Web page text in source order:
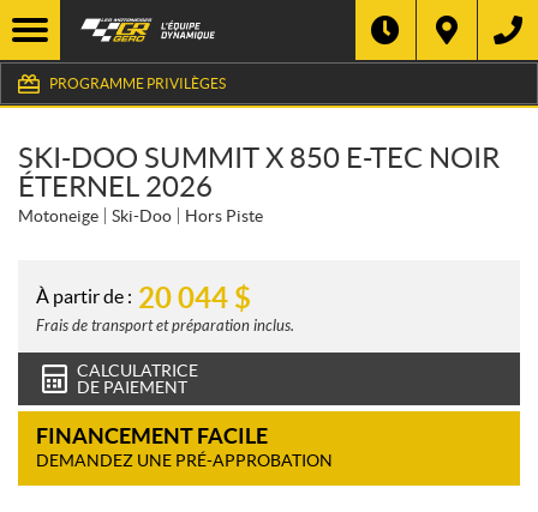
PROGRAMME PRIVILÈGES
SKI-DOO SUMMIT X 850 E-TEC NOIR
ÉTERNEL 2026
Motoneige Ski-Doo Hors Piste
À partir de : 20 044 $
Frais de transport et préparation inclus.
CALCULATRICE
DE PAIEMENT
FINANCEMENT FACILE
DEMANDEZ UNE PRÉ-APPROBATION